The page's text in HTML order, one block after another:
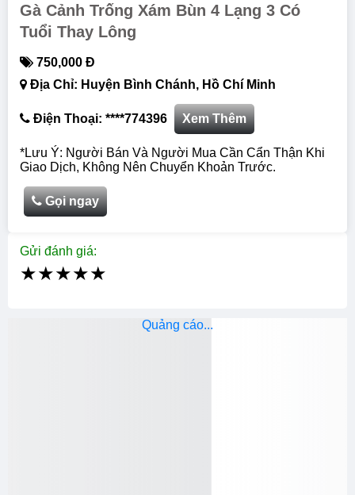
Gà Cảnh Trống Xám Bùn 4 Lạng 3 Có
Tuổi Thay Lông
750,000 Đ
Địa Chỉ: Huyện Bình Chánh, Hồ Chí Minh
Điện Thoại: ****774396 Xem Thêm
*Lưu Ý: Người Bán Và Người Mua Cần Cẩn Thận Khi
Giao Dịch, Không Nên Chuyển Khoản Trước.
Gọi ngay
Gửi đánh giá:
★★★★★